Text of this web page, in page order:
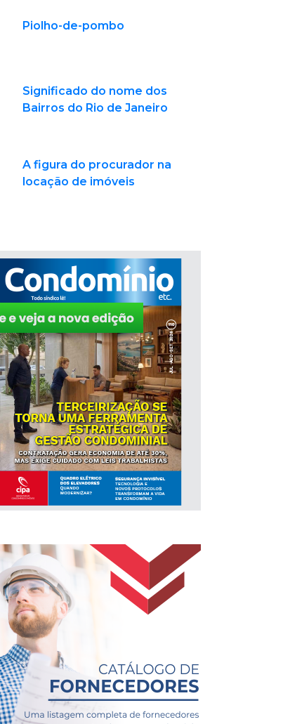
Piolho-de-pombo
Significado do nome dos
Bairros do Rio de Janeiro
A figura do procurador na
locação de imóveis